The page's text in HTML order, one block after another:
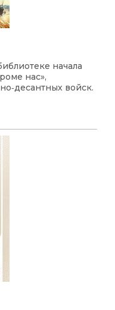
начала
нас»,
войск.